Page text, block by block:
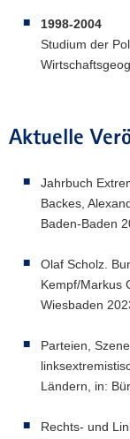
1998-2004
Studium der
Aktuelle
Jahrbuch
Backes,
Baden-Baden
Olaf Scholz.
Kempf/Markus
Wiesbaden
Parteien,
Ländern, in:
Rechts- und